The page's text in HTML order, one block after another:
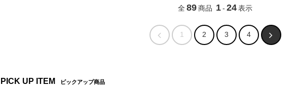
全89商品 1- 24表示
1 2 3 4
PICK UP ITEM ピックアップ商品